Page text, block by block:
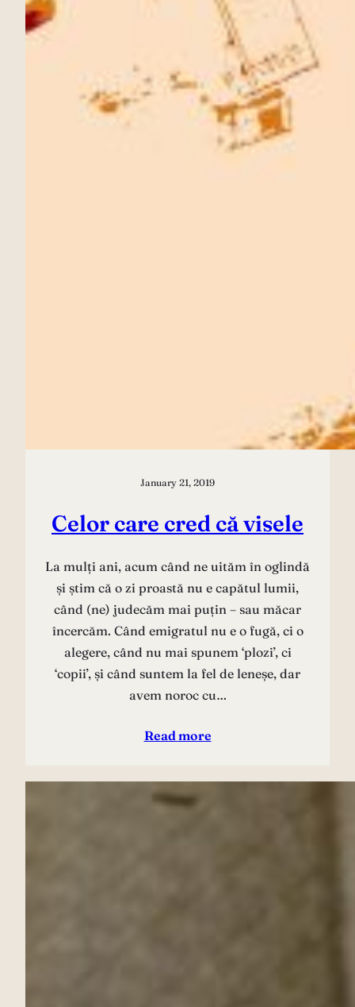
January 21, 2019
Celor care cred că visele
La mulți ani, acum când ne uităm în oglindă
și știm că o zi proastă nu e capătul lumii,
când (ne) judecăm mai puțin – sau măcar
încercăm. Când emigratul nu e o fugă, ci o
alegere, când nu mai spunem ‘plozi’, ci
‘copii’, și când suntem la fel de leneșe, dar
avem noroc cu…
Read more